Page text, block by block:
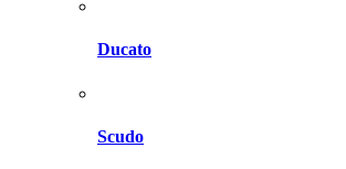
Ducato
Scudo